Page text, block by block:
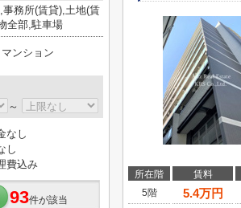
所在階 賃料
5階
5.4万円
務所(賃貸),土地(賃
全部,駐車場
マンション
～
なし
し
費込み
93件が該当